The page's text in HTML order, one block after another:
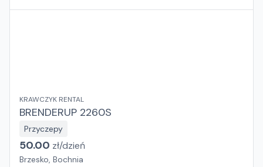
KRAWCZYK RENTAL
BRENDERUP 2260S
Przyczepy
50.00 zł/dzień
Brzesko, Bochnia